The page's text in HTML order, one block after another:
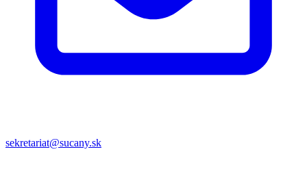
sekretariat@sucany.sk